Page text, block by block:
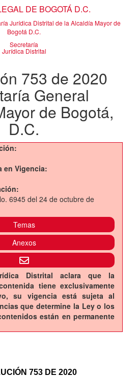
DE BOGOTÁ D.C.
Jurídica Distrital de la Alcaldía Mayor de
Bogotá D.C.
Secretaría
Jurídica Distrital
753 de 2020
General
de Bogotá,
D.C.
en Vigencia:
6945 del 24 de octubre de
Temas
Anexos
Distrital aclara que la
tiene exclusivamente
su vigencia está sujeta al
que determine la Ley o los
están en permanente
753 DE 2020